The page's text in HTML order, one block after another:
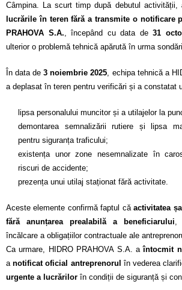
Calitatea apei
Comunicare
Contact
Câmpina. La scurt timp după debutul activității,
lucrările în teren fără a transmite o notificare
PRAHOVA S.A., începând cu data de31
ulterior o problemă tehnică apărută în urma
În data de3 noiembrie 2025, echipa tehnică a
a deplasat în teren pentru verificări și a constatat
lipsa personalului muncitor și a utilajelor la
demontarea semnalizării rutiere și lipsa
pentru siguranța traficului;
existența unor zone nesemnalizate în
riscuri de accidente;
prezența unui utilaj staționat fără activitate.
Aceste elemente confirmă faptul căactivitatea
fără anunțarea prealabilă a beneficiarului,
încălcare a obligațiilor contractuale ale
Ca urmare, HIDRO PRAHOVA S.A. aîntocmit
anotificat oficial antreprenorul în vederea
urgente a lucrărilor în condiții de siguranță și